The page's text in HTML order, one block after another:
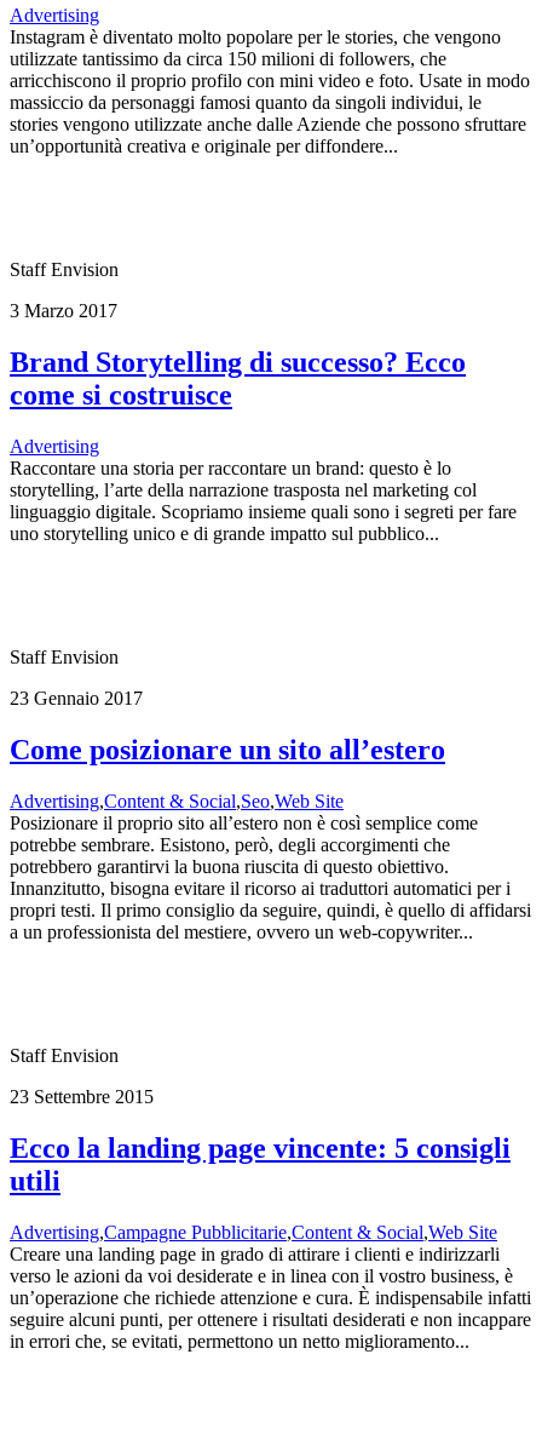
Advertising
Instagram è diventato molto popolare per le stories, che vengono
utilizzate tantissimo da circa 150 milioni di followers, che
arricchiscono il proprio profilo con mini video e foto. Usate in modo
massiccio da personaggi famosi quanto da singoli individui, le
stories vengono utilizzate anche dalle Aziende che possono sfruttare
un’opportunità creativa e originale per diffondere...
Staff Envision
3 Marzo 2017
Brand Storytelling di successo? Ecco
come si costruisce
Advertising
Raccontare una storia per raccontare un brand: questo è lo
storytelling, l’arte della narrazione trasposta nel marketing col
linguaggio digitale. Scopriamo insieme quali sono i segreti per fare
uno storytelling unico e di grande impatto sul pubblico...
Staff Envision
23 Gennaio 2017
Come posizionare un sito all’estero
Advertising,Content & Social,Seo,Web Site
Posizionare il proprio sito all’estero non è così semplice come
potrebbe sembrare. Esistono, però, degli accorgimenti che
potrebbero garantirvi la buona riuscita di questo obiettivo.
Innanzitutto, bisogna evitare il ricorso ai traduttori automatici per i
propri testi. Il primo consiglio da seguire, quindi, è quello di affidarsi
a un professionista del mestiere, ovvero un web-copywriter...
Staff Envision
23 Settembre 2015
Ecco la landing page vincente: 5 consigli
utili
Advertising,Campagne Pubblicitarie,Content & Social,Web Site
Creare una landing page in grado di attirare i clienti e indirizzarli
verso le azioni da voi desiderate e in linea con il vostro business, è
un’operazione che richiede attenzione e cura. È indispensabile infatti
seguire alcuni punti, per ottenere i risultati desiderati e non incappare
in errori che, se evitati, permettono un netto miglioramento...